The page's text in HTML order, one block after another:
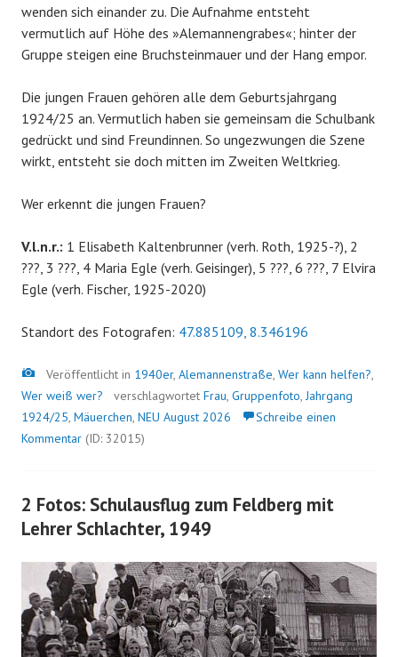
wenden sich einander zu. Die Aufnahme entsteht
vermutlich auf Höhe des »Alemannengrabes«; hinter der
Gruppe steigen eine Bruchsteinmauer und der Hang empor.
Die jungen Frauen gehören alle dem Geburtsjahrgang
1924/25 an. Vermutlich haben sie gemeinsam die Schulbank
gedrückt und sind Freundinnen. So ungezwungen die Szene
wirkt, entsteht sie doch mitten im Zweiten Weltkrieg.
Wer erkennt die jungen Frauen?
V.l.n.r.: 1 Elisabeth Kaltenbrunner (verh. Roth, 1925-?), 2
???, 3 ???, 4 Maria Egle (verh. Geisinger), 5 ???, 6 ???, 7 Elvira
Egle (verh. Fischer, 1925-2020)
Standort des Fotografen: 47.885109, 8.346196
Bild
Veröffentlicht in 1940er, Alemannenstraße, Wer kann helfen?,
Wer weiß wer?
verschlagwortet Frau, Gruppenfoto,Jahrgang
1924/25, Mäuerchen, NEU August 2026
Schreibe einen
Kommentar (ID: 32015)
2 Fotos: Schulausflug zum Feldberg mit
Lehrer Schlachter, 1949